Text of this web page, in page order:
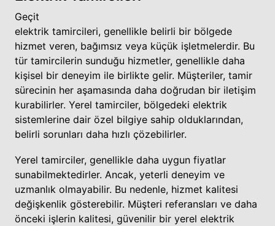
Geçit
elektrik tamircileri, genellikle belirli bir bölgede
hizmet veren, bağımsız veya küçük işletmelerdir. Bu
tür tamircilerin sunduğu hizmetler, genellikle daha
kişisel bir deneyim ile birlikte gelir. Müşteriler, tamir
sürecinin her aşamasında daha doğrudan bir iletişim
kurabilirler. Yerel tamirciler, bölgedeki elektrik
sistemlerine dair özel bilgiye sahip olduklarından,
belirli sorunları daha hızlı çözebilirler.
Yerel tamirciler, genellikle daha uygun fiyatlar
sunabilmektedirler. Ancak, yeterli deneyim ve
uzmanlık olmayabilir. Bu nedenle, hizmet kalitesi
değişkenlik gösterebilir. Müşteri referansları ve daha
önceki işlerin kalitesi, güvenilir bir yerel elektrik